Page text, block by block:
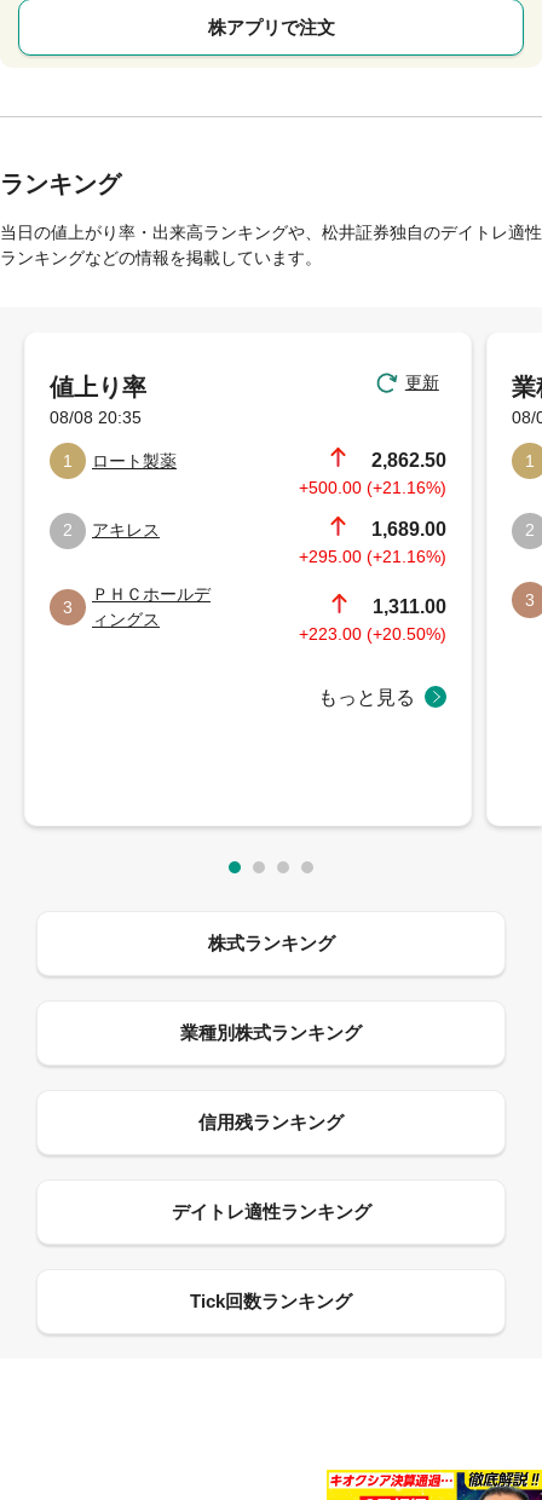
株アプリで注文
ランキング
当日の値上がり率・出来高ランキングや、松井証券独自のデイトレ適性
ランキングなどの情報を掲載しています。